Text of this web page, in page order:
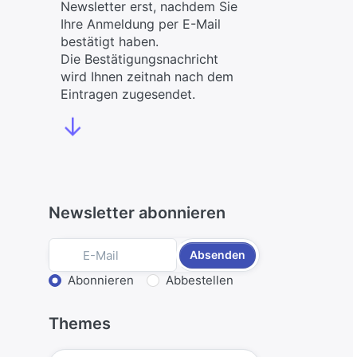
Newsletter erst, nachdem Sie
Ihre Anmeldung per E-Mail
bestätigt haben.
Die Bestätigungsnachricht
wird Ihnen zeitnah nach dem
Eintragen zugesendet.
↓
Newsletter abonnieren
Absenden
Aktion wählen
Abonnieren Abbestellen
Themes